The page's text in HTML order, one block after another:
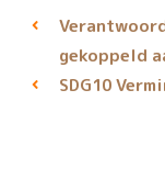
gekoppeld
SDG10